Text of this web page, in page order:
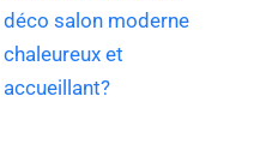
déco salon moderne
chaleureux et
accueillant?